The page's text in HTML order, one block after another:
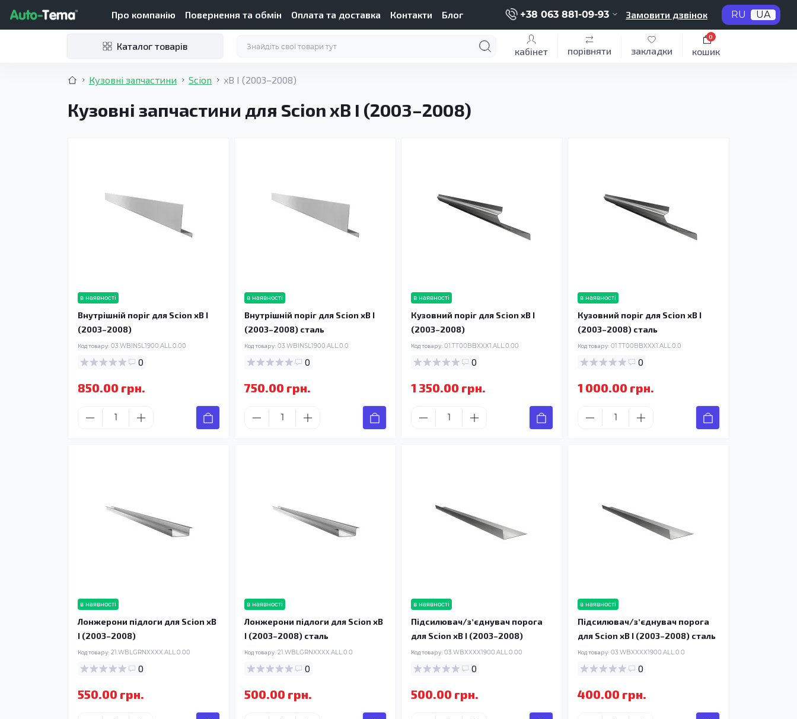
Про компанію Повернення та обмін Оплата та доставка Контакти Блог +38 063 881-09-93 Замовити дзвінок RU UA
Каталог товарів кабінет порівняти закладки кошик
0
Кузовні запчастини Scion xB I (2003–2008)
Кузовні запчастини для Scion xB I (2003–2008)
в наявності
Внутрішній поріг для Scion xB I
(2003–2008)
Код товару: 03.WBINSL1900.ALL.0.00
0
850.00 грн.
в наявності
Внутрішній поріг для Scion xB I
(2003–2008) сталь
Код товару: 03.WBINSL1900.ALL.0.0
0
750.00 грн.
в наявності
Кузовний поріг для Scion xB I
(2003–2008)
Код товару: 01.TT00BBXXX1.ALL.0.00
0
1 350.00 грн.
в наявності
Кузовний поріг для Scion xB I
(2003–2008) сталь
Код товару: 01.TT00BBXXX1.ALL.0.0
0
1 000.00 грн.
в наявності
Лонжерони підлоги для Scion xB
I (2003–2008)
Код товару: 21.WBLGRNXXXX.ALL.0.00
0
550.00 грн.
в наявності
Лонжерони підлоги для Scion xB
I (2003–2008) сталь
Код товару: 21.WBLGRNXXXX.ALL.0.0
0
500.00 грн.
в наявності
Підсилювач/зʼєднувач порога
для Scion xB I (2003–2008)
Код товару: 03.WBXXXX1900.ALL.0.00
0
500.00 грн.
в наявності
Підсилювач/зʼєднувач порога
для Scion xB I (2003–2008) сталь
Код товару: 03.WBXXXX1900.ALL.0.0
0
400.00 грн.